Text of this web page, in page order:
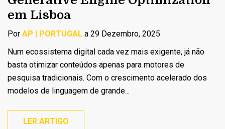
em Lisboa
Por AP | PORTUGAL a 29 Dezembro, 2025
Num ecossistema digital cada vez mais exigente, já não
basta otimizar conteúdos apenas para motores de
pesquisa tradicionais. Com o crescimento acelerado dos
modelos de linguagem de grande...
LER ARTIGO